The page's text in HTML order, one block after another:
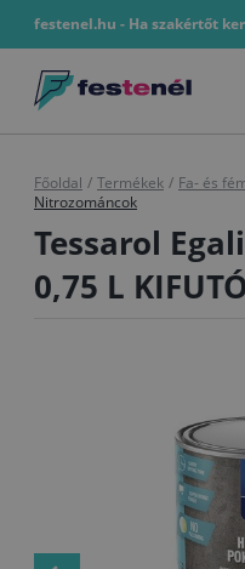
festenel.hu - Ha szakértőt
Főoldal / Termékek / Fa- és
Nitrozománcok
Tessarol
0,75 L KIFUTÓ